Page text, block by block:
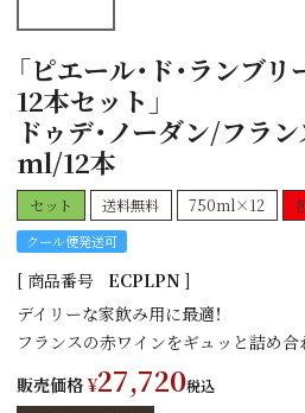
「ピエール・ド・ランブ
12本セット」
ドゥデ・ノーダン/フラ
ml/12本
セット 送料無料 750ml×12
クール便発送可
商品番号
ECPLPN
デイリーな家飲み用に最適！
フランスの赤ワインをギュッと詰め合
販売価格 ¥27,720税込